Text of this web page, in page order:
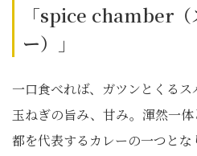
「spice chamber（
ー）」
一口食べれば、ガツンとくるス
玉ねぎの旨み、甘み。渾然一
都を代表するカレーの一つと